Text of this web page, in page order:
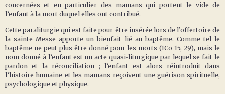
concernées et en particulier des mamans qui portent le vide de
l’enfant à la mort duquel elles ont contribué.
Cette paraliturgie qui est faite pour être insérée lors de l’offertoire de
la sainte Messe apporte un bienfait lié au baptême. Comme tel le
baptême ne peut plus être donné pour les morts (1Co 15, 29), mais le
nom donné à l’enfant est un acte quasi-liturgique par lequel se fait le
pardon et la réconciliation ; l’enfant est alors réintroduit dans
l’histoire humaine et les mamans reçoivent une guérison spirituelle,
psychologique et physique.